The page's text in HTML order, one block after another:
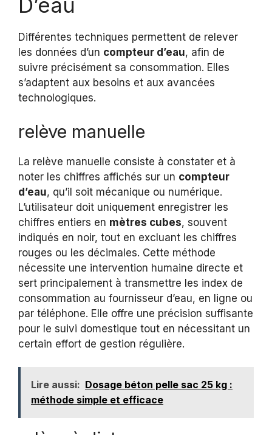
Différentes techniques permettent de relever
les données d’un compteur d’eau, afin de
suivre précisément sa consommation. Elles
s’adaptent aux besoins et aux avancées
technologiques.
relève manuelle
La relève manuelle consiste à constater et à
noter les chiffres affichés sur un compteur
d’eau, qu’il soit mécanique ou numérique.
L’utilisateur doit uniquement enregistrer les
chiffres entiers en mètres cubes, souvent
indiqués en noir, tout en excluant les chiffres
rouges ou les décimales. Cette méthode
nécessite une intervention humaine directe et
sert principalement à transmettre les index de
consommation au fournisseur d’eau, en ligne ou
par téléphone. Elle offre une précision suffisante
pour le suivi domestique tout en nécessitant un
certain effort de gestion régulière.
Lire aussi: Dosage béton pelle sac 25 kg :
méthode simple et efficace